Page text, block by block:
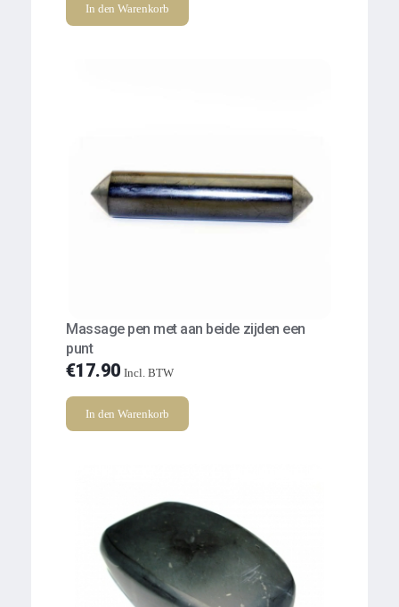
In den Warenkorb
Massage pen met aan beide zijden een
punt
€17.90 Incl. BTW
In den Warenkorb